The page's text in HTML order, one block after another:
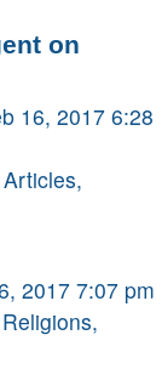
on
16, 2017 6:28
2017 7:07 pm